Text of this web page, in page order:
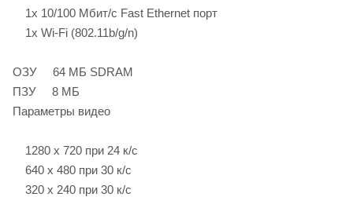
1x 10/100 Мбит/с Fast Ethernet порт
1x Wi-Fi (802.11b/g/n)
ОЗУ 64 МБ SDRAM
ПЗУ 8 МБ
Параметры видео
1280 x 720 при 24 к/с
640 x 480 при 30 к/с
320 x 240 при 30 к/с